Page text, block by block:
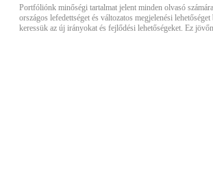
Portfóliónk minőségi tartalmat jelent minden olvasó
országos lefedettséget és változatos megjelenési
keressük az új irányokat és fejlődési lehetőségeket. Ez